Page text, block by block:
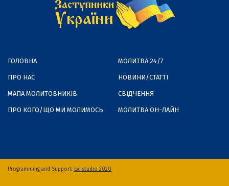
ГОЛОВНА
ПРО НАС
МАПА МОЛИТОВНИКІВ
ПРО КОГО/ЩО МИ МОЛИМОСЬ
МОЛИТВА 24/7
НОВИНИ/СТАТТІ
СВІДЧЕННЯ
МОЛИТВА ОН-ЛАЙН
Programming and Support: lsd studio 2020